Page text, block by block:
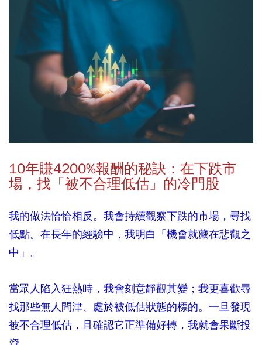
10年賺4200%報酬的秘訣：在下跌市
場，找「被不合理低估」的冷門股
我的做法恰恰相反。我會持續觀察下跌的市場，尋找
低點。在長年的經驗中，我明白「機會就藏在悲觀之
中」。
當眾人陷入狂熱時，我會刻意靜觀其變；我更喜歡尋
找那些無人問津、處於被低估狀態的標的。一旦發現
被不合理低估，且確認它正準備好轉，我就會果斷投